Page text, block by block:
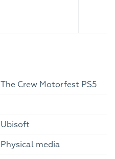
The Crew Motorfest PS5
Ubisoft
Physical media